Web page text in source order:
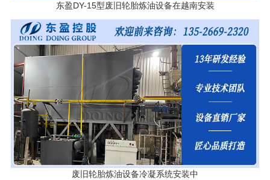
东盈DY-15型废旧轮胎炼油设备在越南安装
废旧轮胎炼油设备冷凝系统安装中